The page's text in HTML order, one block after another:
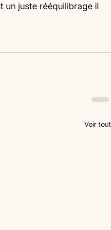
un juste rééquilibrage il
Voir tout